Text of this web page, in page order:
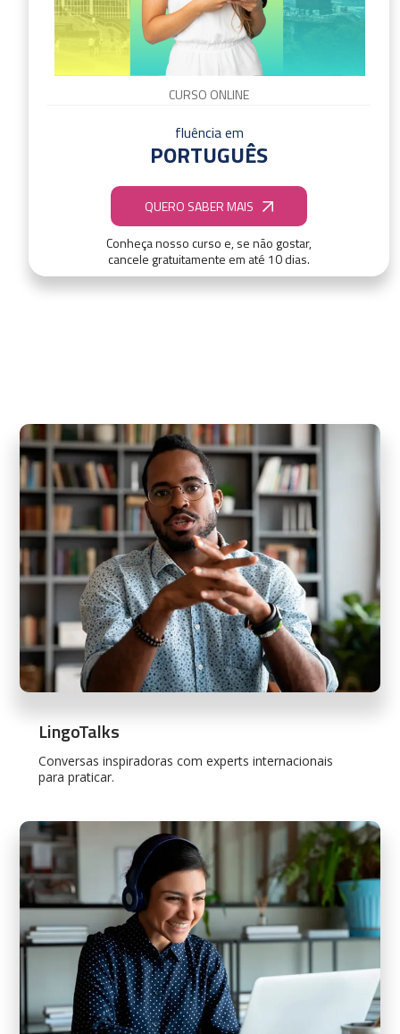
CURSO ONLINE
fluência em
PORTUGUÊS
QUERO SABER MAIS
Conheça nosso curso e, se não gostar,
cancele gratuitamente em até 10 dias.
LingoTalks
Conversas inspiradoras com experts internacionais
para praticar.